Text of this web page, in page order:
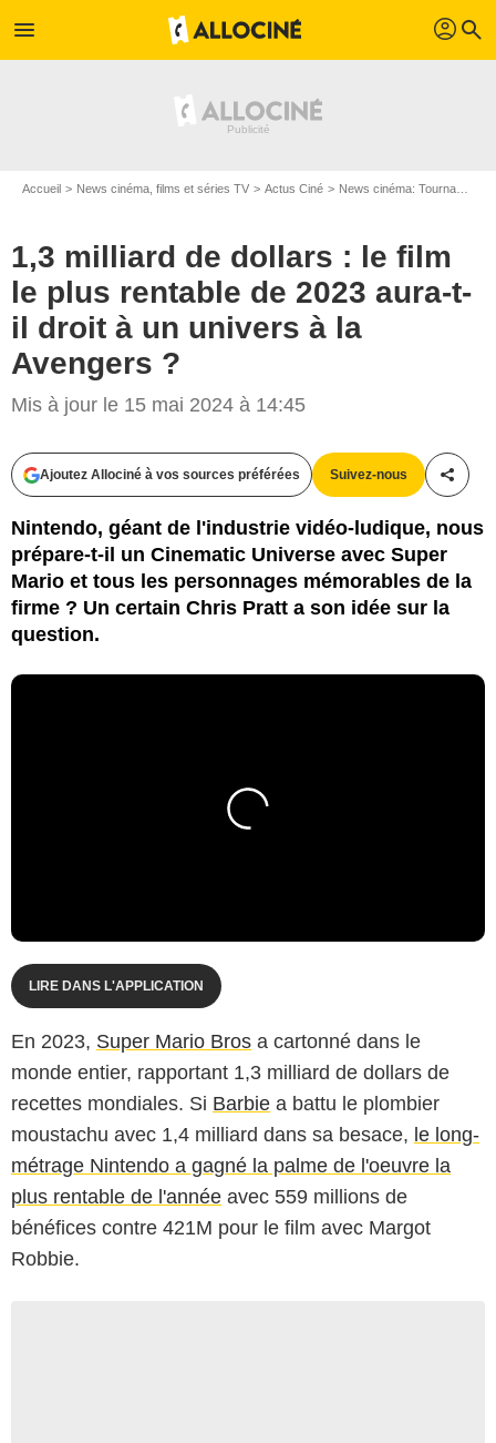
menu profil search
Accueil News cinéma, films et séries TV Actus Ciné News cinéma: Tournages
1,3 milliard de dollars : le film
le plus rentable de 2023 aura-t-
il droit à un univers à la
Avengers ?
Mis à jour le 15 mai 2024 à 14:45
Ajoutez Allociné à vos sources préférées Suivez-nous
Nintendo, géant de l'industrie vidéo-ludique, nous
prépare-t-il un Cinematic Universe avec Super
Mario et tous les personnages mémorables de la
firme ? Un certain Chris Pratt a son idée sur la
question.
LIRE DANS L'APPLICATION
En 2023, Super Mario Bros a cartonné dans le
monde entier, rapportant 1,3 milliard de dollars de
recettes mondiales. Si Barbie a battu le plombier
moustachu avec 1,4 milliard dans sa besace, le long-
métrage Nintendo a gagné la palme de l'oeuvre la
plus rentable de l'année avec 559 millions de
bénéfices contre 421M pour le film avec Margot
Robbie.